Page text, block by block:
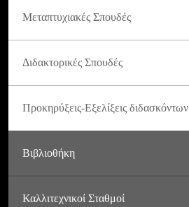
Μεταπτυχιακές Σπουδές
Διδακτορικές Σπουδές
Προκηρύξεις-Εξελίξεις διδασκόντων
Βιβλιοθήκη
Καλλιτεχνικοί Σταθμοί